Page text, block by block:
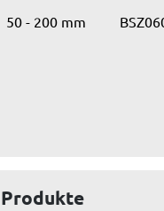
50 - 200 mm